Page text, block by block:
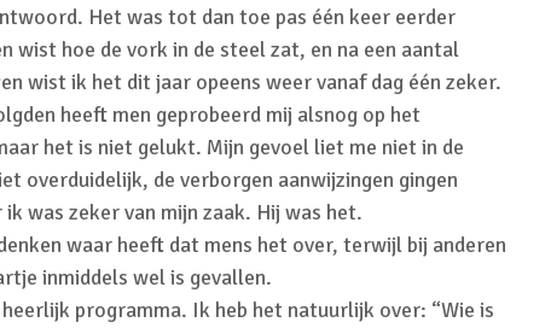
Het was tot dan toe pas één keer eerder
wist hoe de vork in de steel zat, en na een aantal
wist ik het dit jaar opeens weer vanaf dag één zeker.
heeft men geprobeerd mij alsnog op het
het is niet gelukt. Mijn gevoel liet me niet in de
overduidelijk, de verborgen aanwijzingen gingen
was zeker van mijn zaak. Hij was het.
waar heeft dat mens het over, terwijl bij anderen
inmiddels wel is gevallen.
programma. Ik heb het natuurlijk over: “Wie is